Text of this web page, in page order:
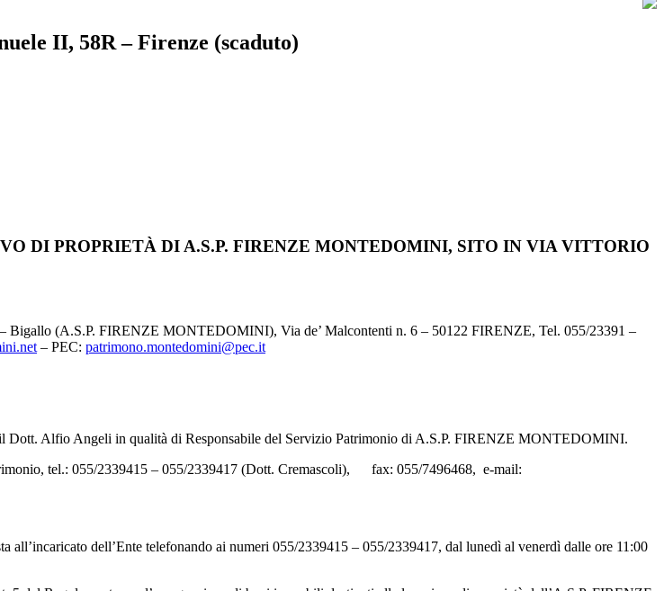
II, 58R – Firenze (scaduto)
DI PROPRIETÀ DI A.S.P. FIRENZE MONTEDOMINI, SITO IN VIA VITTORIO
Bigallo (A.S.P. FIRENZE MONTEDOMINI), Via de’ Malcontenti n. 6 – 50122 FIRENZE, Tel. 055/23391 –
– PEC: patrimono.montedomini@pec.it
Dott. Alfio Angeli in qualità di Responsabile del Servizio Patrimonio di A.S.P. FIRENZE MONTEDOMINI.
tel.: 055/2339415 – 055/2339417 (Dott. Cremascoli), fax: 055/7496468, e-mail:
all’incaricato dell’Ente telefonando ai numeri 055/2339415 – 055/2339417, dal lunedì al venerdì dalle ore 11:00